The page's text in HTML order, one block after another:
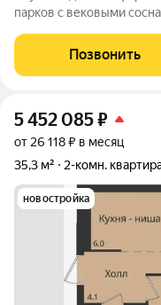
парков с вековыми
кладовые для хранения.
шумоизоляция,
Позвонить
5 452 085₽
от 26 118 ₽ в месяц
35,3 м²
2-комн.
новостройка